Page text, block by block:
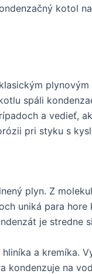
kotol
spáli
a vedieť,
pri styku s
plyn. Z
uniká para
je stredne
a kremíka.
kondenzuje na